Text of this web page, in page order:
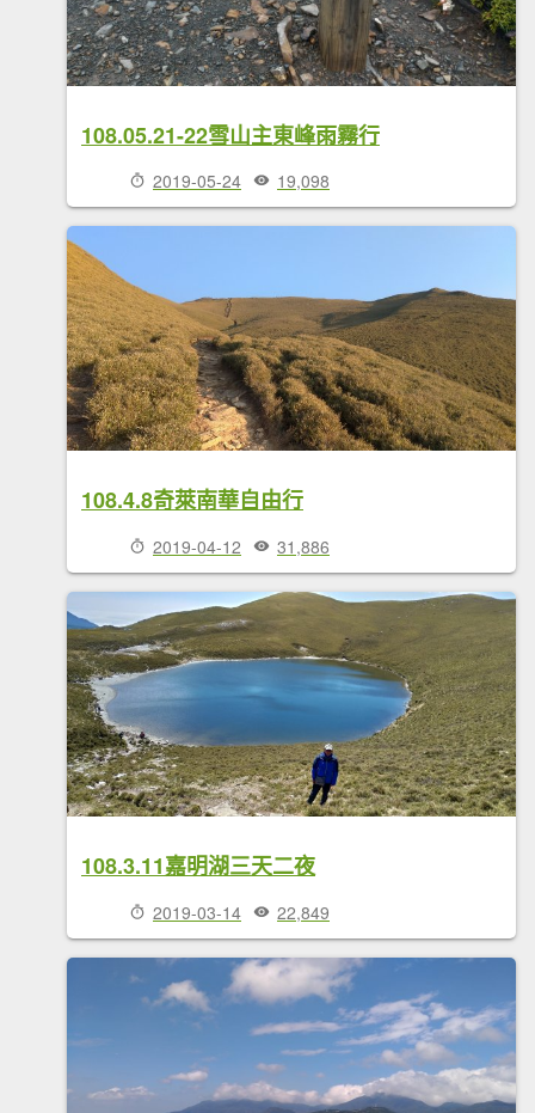
108.05.21-22雪山主東峰雨霧行
2019-05-24 19,098
108.4.8奇萊南華自由行
2019-04-12 31,886
108.3.11嘉明湖三天二夜
2019-03-14 22,849